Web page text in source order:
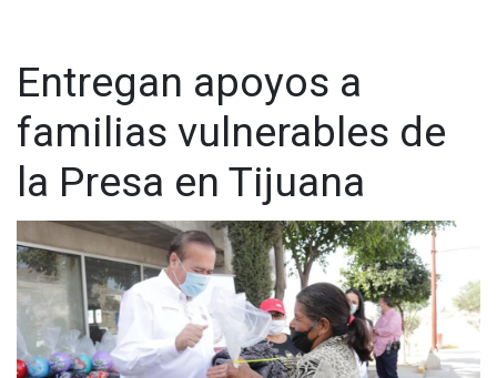
Entregan apoyos a
familias vulnerables de
la Presa en Tijuana